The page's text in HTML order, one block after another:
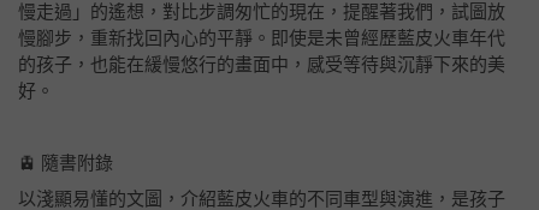
慢走過」的遙想，對比步調匆忙的現在，提醒著我們，試圖放
慢腳步，重新找回內心的平靜。即使是未曾經歷藍皮火車年代
的孩子，也能在緩慢悠行的畫面中，感受等待與沉靜下來的美
好。
🚊 隨書附錄
以淺顯易懂的文圖，介紹藍皮火車的不同車型與演進，是孩子